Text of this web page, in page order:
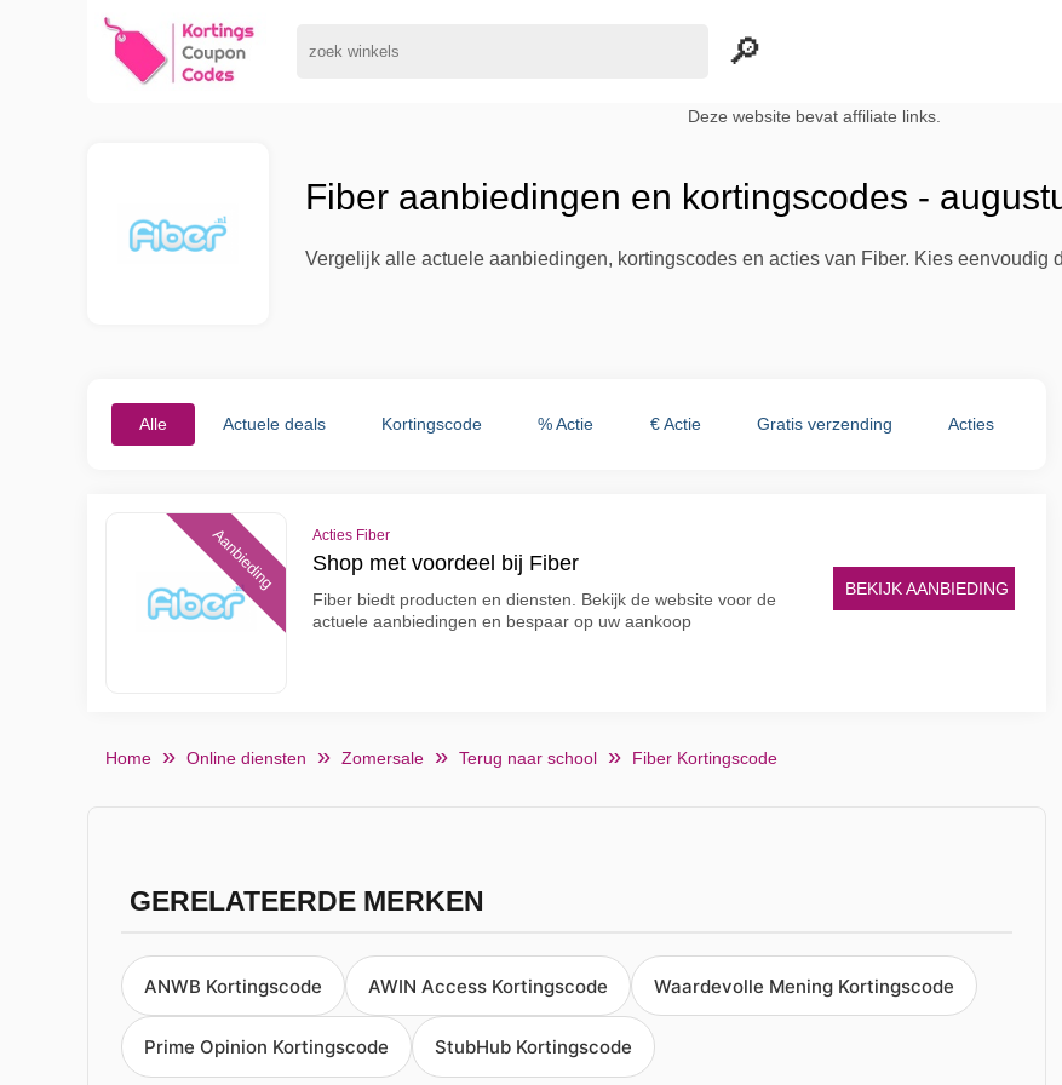
Deze website bevat affiliate links.
Fiber aanbiedingen en kortingscodes -
Vergelijk alle actuele aanbiedingen, kortingscodes en acties van Fiber. Kies eenvoudig
Alle Actuele deals Kortingscode % Actie € Actie Gratis verzending Acties
Aanbieding Acties Fiber
Shop met voordeel bij Fiber
Fiber biedt producten en diensten. Bekijk de website voor de
actuele aanbiedingen en bespaar op uw aankoop
BEKIJK AANBIEDING
Home Online diensten Zomersale Terug naar school Fiber Kortingscode
GERELATEERDE MERKEN
ANWB Kortingscode AWIN Access Kortingscode Waardevolle Mening Kortingscode
Prime Opinion Kortingscode StubHub Kortingscode